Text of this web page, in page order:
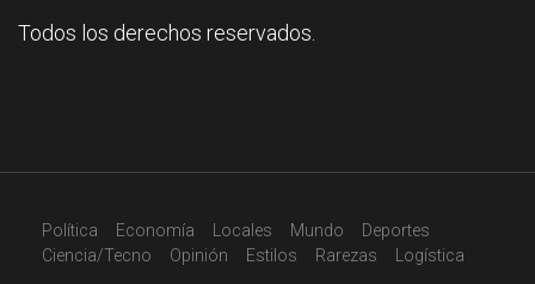
Todos los derechos reservados.
Política Economía Locales Mundo
Deportes
Ciencia/Tecno
Opinión Estilos Rarezas Logística